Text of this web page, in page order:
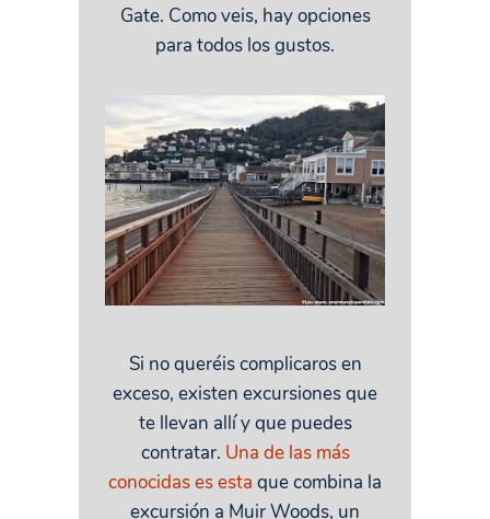
Gate. Como veis, hay opciones
para todos los gustos.
Si no queréis complicaros en
exceso, existen excursiones que
te llevan allí y que puedes
contratar. Una de las más
conocidas es esta que combina la
excursión a Muir Woods, un